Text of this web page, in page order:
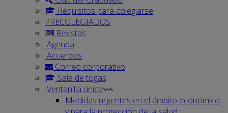
Requisitos para colegiarse
PRECOLEGIADOS
Revistas
Agenda
Acuerdos
Correo corporativo
Sala de togas
Ventanilla única
Medidas urgentes en el ámbito económico